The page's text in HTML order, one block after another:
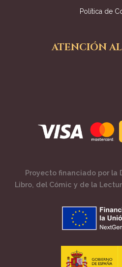
Política de
ATENCIÓN
Proyecto financiado por la
Libro, del Cómic y de la